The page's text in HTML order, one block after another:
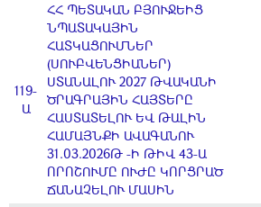
119-
Ա
ՀՀ ՊԵՏԱԿԱՆ ԲՅՈՒՋԵԻՑ
ՆՊԱՏԱԿԱՅԻՆ
ՀԱՏԿԱՑՈՒՄՆԵՐ
(ՍՈՒԲՎԵՆՑԻԱՆԵՐ)
ՍՏԱՆԱԼՈՒ 2027 ԹՎԱԿԱՆԻ
ԾՐԱԳՐԱՅԻՆ ՀԱՅՏԵՐԸ
ՀԱՍՏԱՏԵԼՈՒ ԵՎ ԹԱԼԻՆ
ՀԱՄԱՅՆՔԻ ԱՎԱԳԱՆՈՒ
31.03.2026Թ -Ի ԹԻՎ 43-Ա
ՈՐՈՇՈՒՄԸ ՈՒԺԸ ԿՈՐՑՐԱԾ
ՃԱՆԱՉԵԼՈՒ ՄԱՍԻՆ